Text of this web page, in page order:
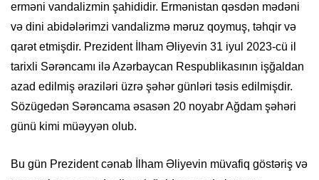
erməni vandalizmin şahididir. Ermənistan qəsdən mədəni
və dini abidələrimzi vandalizmə məruz qoymuş, təhqir və
qarət etmişdir. Prezident İlham Əliyevin 31 iyul 2023-cü il
tarixli Sərəncamı ilə Azərbaycan Respublikasının işğaldan
azad edilmiş əraziləri üzrə şəhər günləri təsis edilmişdir.
Sözügedən Sərəncama əsasən 20 noyabr Ağdam şəhəri
günü kimi müəyyən olub.
Bu gün Prezident cənab İlham Əliyevin müvafiq göstəriş və